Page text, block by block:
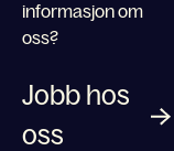
informasjon om
oss?
Jobb hos
oss